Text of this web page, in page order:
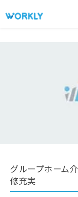
グループホーム
修充実